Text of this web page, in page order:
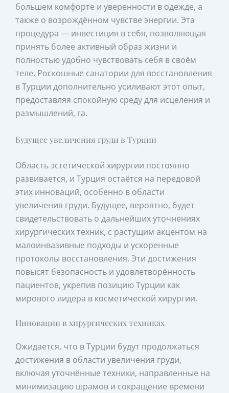
большем комфорте и уверенности в одежде, а
также о возрождённом чувстве энергии. Эта
процедура — инвестиция в себя, позволяющая
принять более активный образ жизни и
полностью удобно чувствовать себя в своём
теле. Роскошные санатории для восстановления
в Турции дополнительно усиливают этот опыт,
предоставляя спокойную среду для исцеления и
размышлений, га.
Будущее увеличения груди в Турции
Область эстетической хирургии постоянно
развивается, и Турция остаётся на передовой
этих инноваций, особенно в области
увеличения груди. Будущее, вероятно, будет
свидетельствовать о дальнейших уточнениях
хирургических техник, с растущим акцентом на
малоинвазивные подходы и ускоренные
протоколы восстановления. Эти достижения
повысят безопасность и удовлетворённость
пациентов, укрепив позицию Турции как
мирового лидера в косметической хирургии.
Инновации в хирургических техниках
Ожидается, что в Турции будут продолжаться
достижения в области увеличения груди,
включая уточнённые техники, направленные на
минимизацию шрамов и сокращение времени